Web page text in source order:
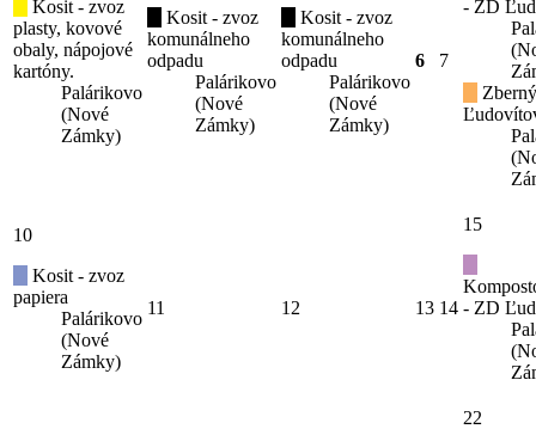
Kosit - zvoz
plasty, kovové
obaly, nápojové
kartóny.
Palárikovo
(Nové
Zámky)
Kosit - zvoz
komunálneho
odpadu
Palárikovo
(Nové
Zámky)
Kosit - zvoz
komunálneho
odpadu
Palárikovo
(Nové
Zámky)
6 7
- ZD
10
Kosit - zvoz
papiera
Palárikovo
(Nové
Zámky)
11 12 13 14
15
- ZD
22